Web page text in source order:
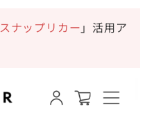
スナップリカー」活用ア